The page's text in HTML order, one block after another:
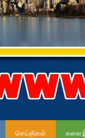
செய்திகள் கலை